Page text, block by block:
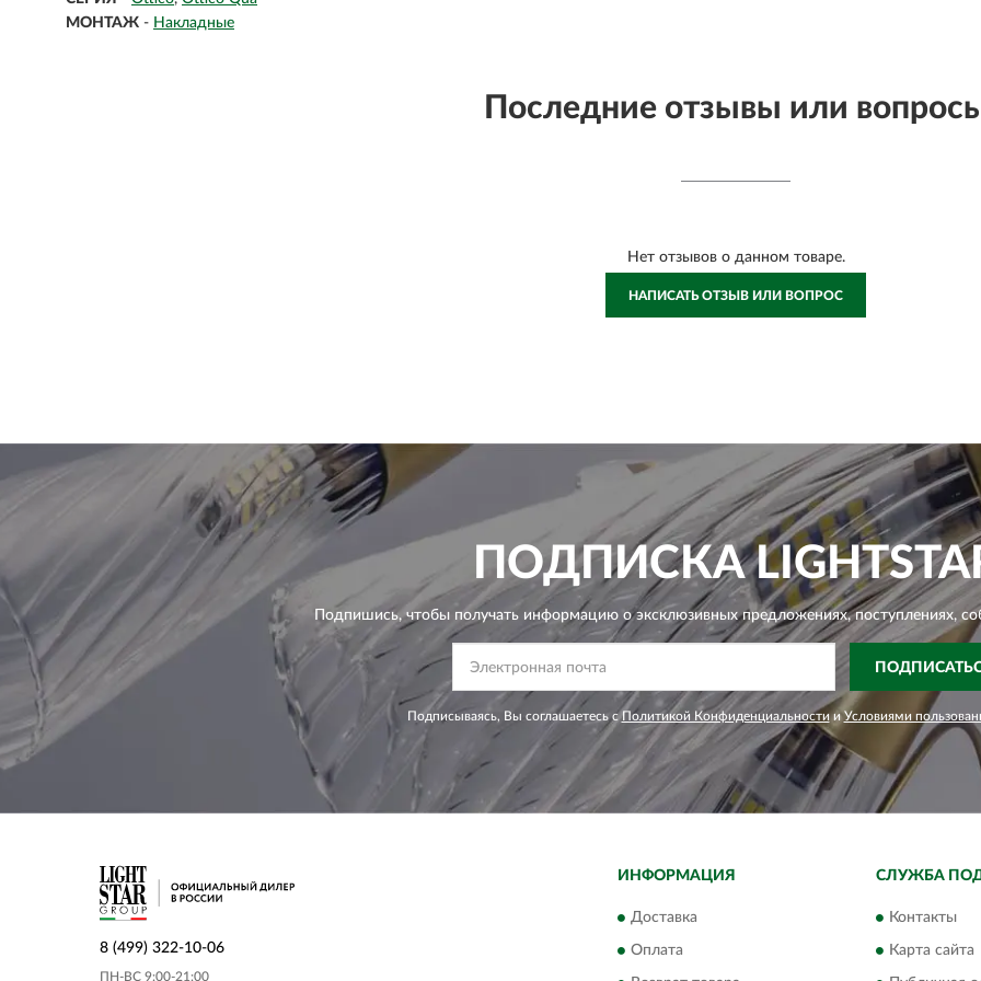
МОНТАЖ - Накладные
Последние отзывы или
Нет отзывов о данном товаре.
НАПИСАТЬ ОТЗЫВ ИЛИ ВОПРОС
ПОДПИСКА
Подпишись, чтобы получать информацию о эксклюзивных предложениях,поступлениях,
Подписываясь, Вы соглашаетесь сПолитикой Конфиденциальности и Условиями
8 (499) 322-10-06
ПН-ВС 9:00-21:00
ИНФОРМАЦИЯ
Доставка
Оплата
СЛУЖБА
Контакты
Карта сайта